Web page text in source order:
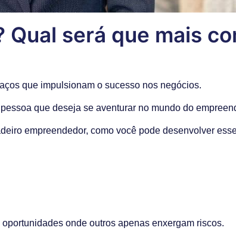
será que mais
que impulsionam o sucesso nos negócios.
que deseja se aventurar no mundo do
empreendedor, como você pode desenvolver
onde outros apenas enxergam riscos.